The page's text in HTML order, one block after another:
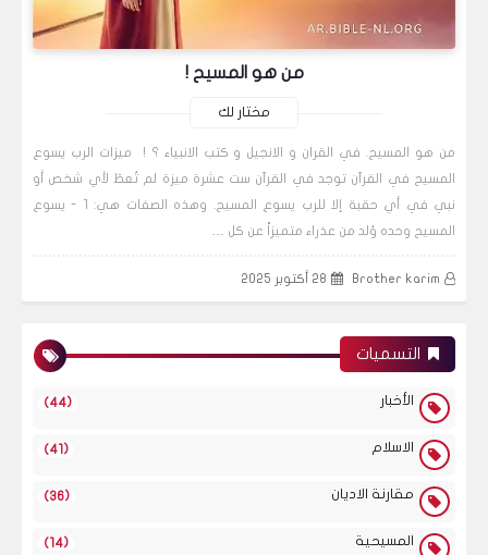
من هو المسيح !
مختار لك
من هو المسيح. في القران و الانجيل و كتب الانبياء ؟ ! ميزات الرب يسوع
المسيح في القرآن توجد في القرآن ست عشرة ميزة لم تُعطَ لأي شخص أو
نبي في أي حقبة إلا للرب يسوع المسيح. وهذه الصفات هي: 1 - يسوع
المسيح وحده وُلد من عذراء متميزاً عن كل …
Brother karim 28 أكتوبر 2025
التسميات
الأخبار (44)
الاسلام (41)
مقارنة الاديان (36)
المسيحية (14)